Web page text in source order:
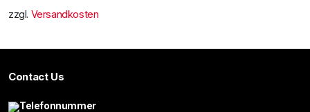
zzgl. Versandkosten
Contact Us
Telefonnummer